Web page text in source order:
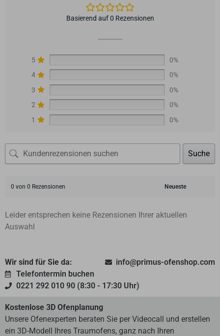
Basierend auf 0 Rezensionen
5
0%
4
0%
3
0%
2
0%
1
0%
Suche
0 von 0 Rezensionen
Leider entsprechen keine Rezensionen Ihrer aktuellen
Auswahl
Wir sind für Sie da:
info@primus-ofenshop.com
Telefontermin buchen
0221 292 010 90 (8:30 - 17:30 Uhr)
Kostenlose 3D Ofenplanung
Unsere Ofenexperten beraten Sie per Videocall und erstellen
ein 3D-Modell Ihres Traumofens, ganz nach Ihren